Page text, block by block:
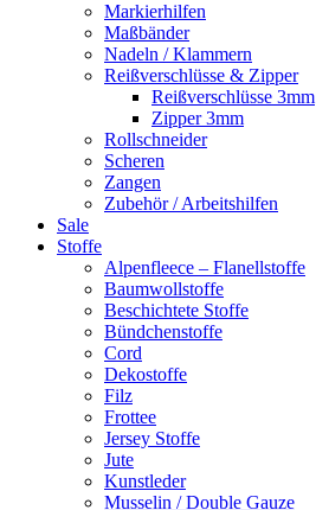
Markierhilfen
Maßbänder
Nadeln / Klammern
Reißverschlüsse & Zipper
Reißverschlüsse 3mm
Zipper 3mm
Rollschneider
Scheren
Zangen
Zubehör / Arbeitshilfen
Sale
Stoffe
Alpenfleece – Flanellstoffe
Baumwollstoffe
Beschichtete Stoffe
Bündchenstoffe
Cord
Dekostoffe
Filz
Frottee
Jersey Stoffe
Jute
Kunstleder
Musselin / Double Gauze